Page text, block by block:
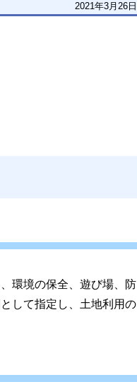
2021年3月26日
環境の保全、遊び場、防
して指定し、土地利用の